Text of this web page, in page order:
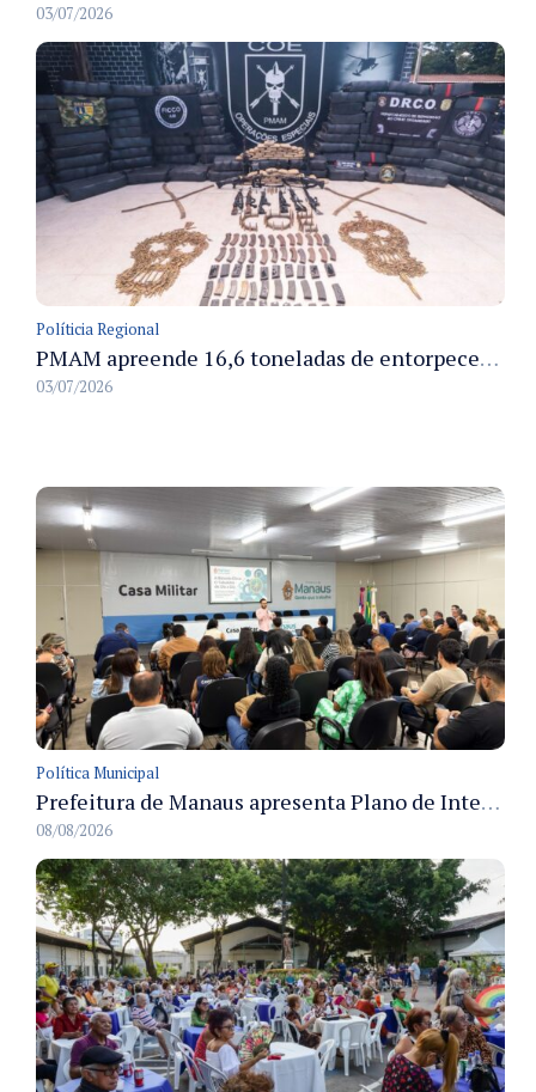
03/07/2026
Políticia Regional
PMAM apreende 16,6 toneladas de entorpecentes e registra aumento nas prisões em flagrante e nas capturas de foragidos no primeiro semestre de 2026
03/07/2026
Política Municipal
Prefeitura de Manaus apresenta Plano de Integridade da CGM e qualifica servidores para governança e conformidade no biênio 2027-2028
08/08/2026